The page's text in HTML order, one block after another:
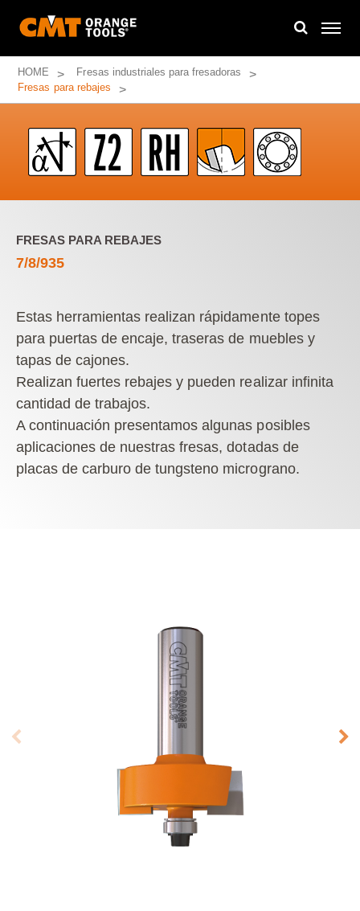
HOME
Fresas industriales para fresadoras
Fresas para rebajes
FRESAS PARA REBAJES
7/8/935
Estas herramientas realizan rápidamente topes
para puertas de encaje, traseras de muebles y
tapas de cajones.
Realizan fuertes rebajes y pueden realizar infinita
cantidad de trabajos.
A continuación presentamos algunas posibles
aplicaciones de nuestras fresas, dotadas de
placas de carburo detungsteno micrograno.